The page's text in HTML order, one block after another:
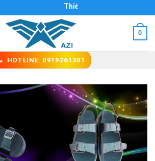
Thiết kế web Biên Hòa
0
HOTLINE: 0919261381